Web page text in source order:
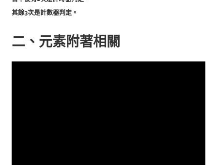
其餘3次是計數器判定。
二、元素附著相關